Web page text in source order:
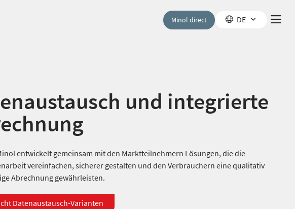
Minol direct DE
und integrierte
entwickelt gemeinsam mit den Marktteilnehmern Lösungen, die die
vereinfachen, sicherer gestalten und den Verbrauchern eine qualitativ
Abrechnung gewährleisten.
Datenaustausch-Varianten